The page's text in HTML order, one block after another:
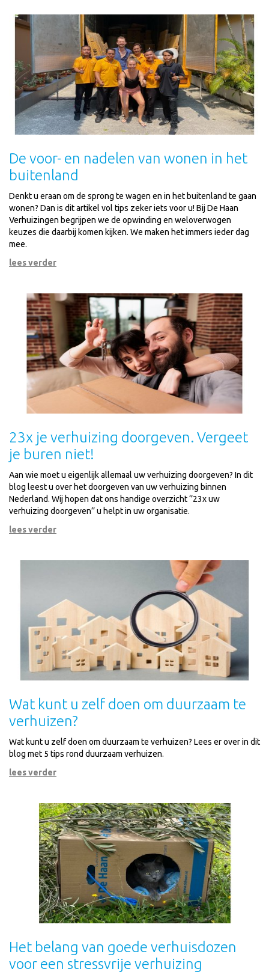
De voor- en nadelen van wonen in het
buitenland
Denkt u eraan om de sprong te wagen en in het buitenland te gaan
wonen? Dan is dit artikel vol tips zeker iets voor u! Bij De Haan
Verhuizingen begrijpen we de opwinding en weloverwogen
keuzes die daarbij komen kijken. We maken het immers ieder dag
mee.
lees verder
23x je verhuizing doorgeven. Vergeet
je buren niet!
Aan wie moet u eigenlijk allemaal uw verhuizing doorgeven? In dit
blog leest u over het doorgeven van uw verhuizing binnen
Nederland. Wij hopen dat ons handige overzicht ‘’23x uw
verhuizing doorgeven’’ u helpt in uw organisatie.
lees verder
Wat kunt u zelf doen om duurzaam te
verhuizen?
Wat kunt u zelf doen om duurzaam te verhuizen? Lees er over in dit
blog met 5 tips rond duurzaam verhuizen.
lees verder
Het belang van goede verhuisdozen
voor een stressvrije verhuizing